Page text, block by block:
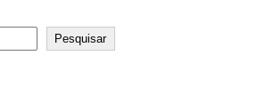
Pesquisar